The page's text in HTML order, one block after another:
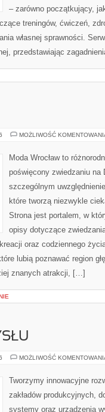
– zarówno początkujący,
treningów, ćwiczeń,
własnej sprawności.
przedstawiając
MOŻLIWOŚĆ
Moda Wrocław to
poświęcony zwiedzaniu na
szczególnym
które tworzą niezwykle
Strona jest portalem, w
opisy dotyczące
oraz codziennego
lubią poznawać region
znanych atrakcji, […]
MOŻLIWOŚĆ
Tworzymy innowacyjne
zakładów produkcyjnych,
systemy oraz urządzenia